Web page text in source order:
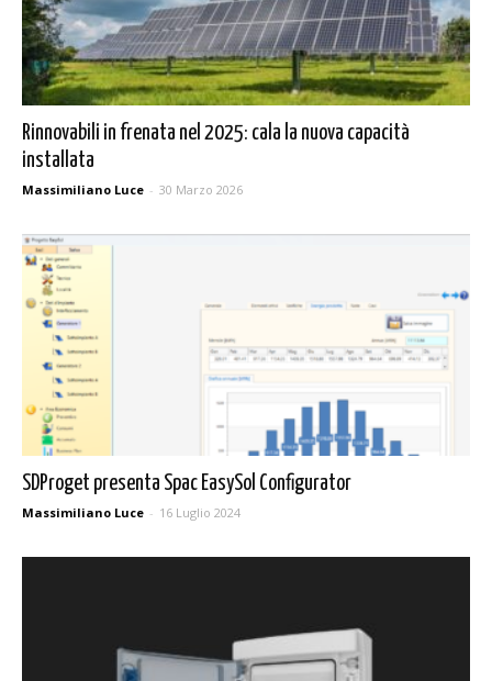
Rinnovabili in frenata nel 2025: cala la nuova capacità
installata
Massimiliano Luce - 30 Marzo 2026
SDProget presenta Spac EasySol Configurator
Massimiliano Luce - 16 Luglio 2024